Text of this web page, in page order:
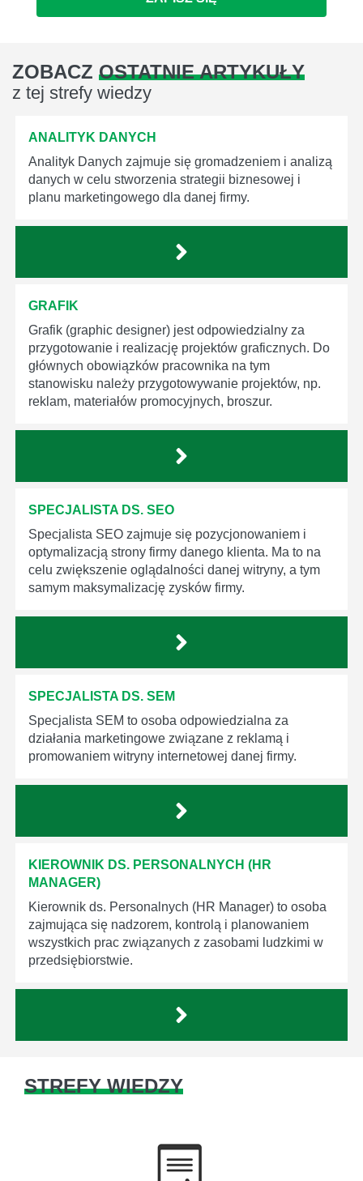
ZOBACZ OSTATNIE ARTYKUŁY
z tej strefy wiedzy
ANALITYK DANYCH
Analityk Danych zajmuje się gromadzeniem i analizą
danych w celu stworzenia strategii biznesowej i
planu marketingowego dla danej firmy.
GRAFIK
Grafik (graphic designer) jest odpowiedzialny za
przygotowanie i realizację projektów graficznych. Do
głównych obowiązków pracownika na tym
stanowisku należy przygotowywanie projektów, np.
reklam, materiałów promocyjnych, broszur.
SPECJALISTA DS. SEO
Specjalista SEO zajmuje się pozycjonowaniem i
optymalizacją strony firmy danego klienta. Ma to na
celu zwiększenie oglądalności danej witryny, a tym
samym maksymalizację zysków firmy.
SPECJALISTA DS. SEM
Specjalista SEM to osoba odpowiedzialna za
działania marketingowe związane z reklamą i
promowaniem witryny internetowej danej firmy.
KIEROWNIK DS. PERSONALNYCH (HR
MANAGER)
Kierownik ds. Personalnych (HR Manager) to osoba
zajmująca się nadzorem, kontrolą i planowaniem
wszystkich prac związanych z zasobami ludzkimi w
przedsiębiorstwie.
STREFY WIEDZY